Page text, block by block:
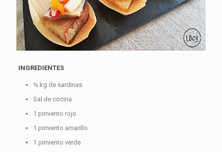
INGREDIENTES
½ kg de sardinas
Sal de cocina
1 pimiento rojo
1 pimiento amarillo
1 pimiento verde